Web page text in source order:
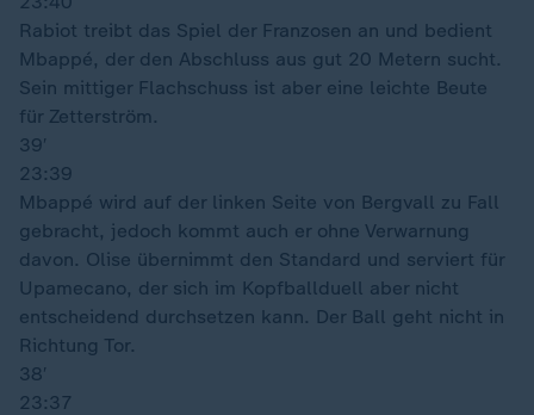
Rabiot treibt das Spiel der Franzosen an und bedient
Mbappé, der den Abschluss aus gut 20 Metern sucht.
Sein mittiger Flachschuss ist aber eine leichte Beute
für Zetterström.
39′
23:39
Mbappé wird auf der linken Seite von Bergvall zu Fall
gebracht, jedoch kommt auch er ohne Verwarnung
davon. Olise übernimmt den Standard und serviert für
Upamecano, der sich im Kopfballduell aber nicht
entscheidend durchsetzen kann. Der Ball geht nicht in
Richtung Tor.
38′
23:37